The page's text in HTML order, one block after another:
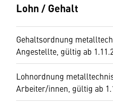
Lohn / Gehalt
Gehaltsordnung
Angestellte, gültig ab
Lohnordnung
Arbeiter/innen, gültig ab